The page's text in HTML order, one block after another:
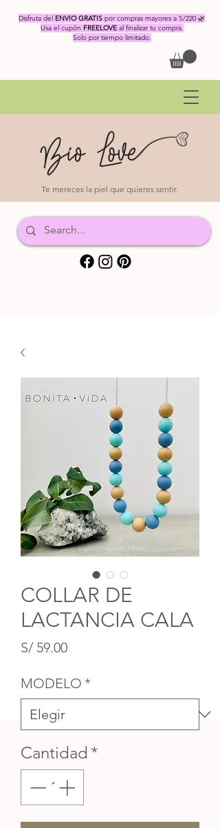
Te mereces la piel que quieres sentir.
Disfruta del ENVIO GRATIS por compras mayores a S/220 🌿
Usa el cupón FREELOVEal finalizar tu compra.
Solo por tiempo limitado.
COLLAR DE
LACTANCIA CALA
S/ 59.00Precio
MODELO *
Cantidad *